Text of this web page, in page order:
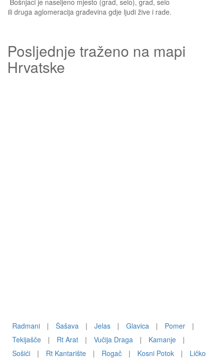
Bošnjaci je naseljeno mjesto (grad, selo), grad, selo
ili druga aglomeracija građevina gdje ljudi žive i rade.
Posljednje traženo na mapi
Hrvatske
Radmani | Šašava | Jelas | Glavica | Pomer
|
Tekijašče
| Rt Arat | Vučija Draga | Kamanje
|
Sošići
| Rt Kantarište | Rogač | Kosni Potok |
Ličko